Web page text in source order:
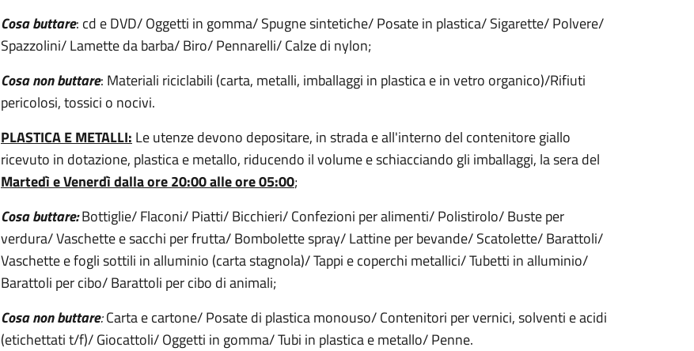
Cosa buttare: cd e DVD/ Oggetti in gomma/ Spugne sintetiche/ Posate in plastica/ Sigarette/ Polvere/
Spazzolini/ Lamette da barba/ Biro/ Pennarelli/ Calze di nylon;
Cosa non buttare: Materiali riciclabili (carta, metalli, imballaggi in plastica e in vetro organico)/Rifiuti
pericolosi, tossici o nocivi.
PLASTICA E METALLI: Le utenze devono depositare, in strada e all'interno del contenitore giallo
ricevuto in dotazione, plastica e metallo, riducendo il volume e schiacciando gli imballaggi, la sera del
Martedì e Venerdì dalla ore 20:00 alle ore 05:00;
Cosa buttare:Bottiglie/ Flaconi/ Piatti/ Bicchieri/ Confezioni per alimenti/ Polistirolo/ Buste per
verdura/ Vaschette e sacchi per frutta/ Bombolette spray/ Lattine per bevande/ Scatolette/ Barattoli/
Vaschette e fogli sottili in alluminio (carta stagnola)/ Tappi e coperchi metallici/ Tubetti in alluminio/
Barattoli per cibo/ Barattoli per cibo di animali;
Cosa non buttare:Carta e cartone/ Posate di plastica monouso/ Contenitori per vernici, solventi e acidi
(etichettati t/f)/ Giocattoli/ Oggetti in gomma/ Tubi in plastica e metallo/ Penne.